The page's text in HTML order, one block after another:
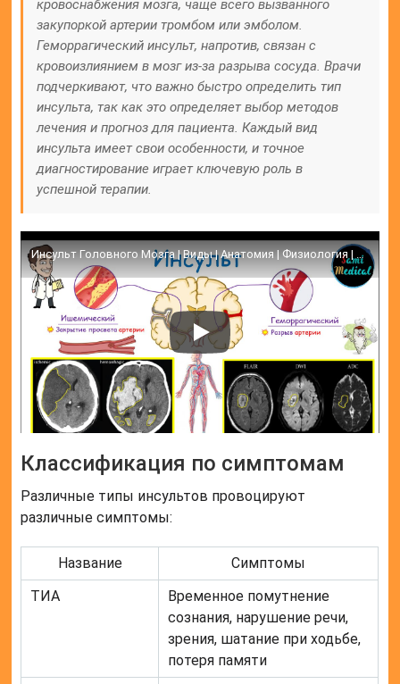
кровоснабжения мозга, чаще всего вызванного
закупоркой артерии тромбом или эмболом.
Геморрагический инсульт, напротив, связан с
кровоизлиянием в мозг из-за разрыва сосуда. Врачи
подчеркивают, что важно быстро определить тип
инсульта, так как это определяет выбор методов
лечения и прогноз для пациента. Каждый вид
инсульта имеет свои особенности, и точное
диагностирование играет ключевую роль в
успешной терапии.
Инсульт Головного Мозга | Виды | Анатомия | Физиология | Патогенез | Клиника | Диагностика | Лечение
Классификация по симптомам
Различные типы инсультов провоцируют
различные симптомы:
Название
Симптомы
ТИА
Временное помутнение
сознания, нарушение речи,
зрения, шатание при ходьбе,
потеря памяти